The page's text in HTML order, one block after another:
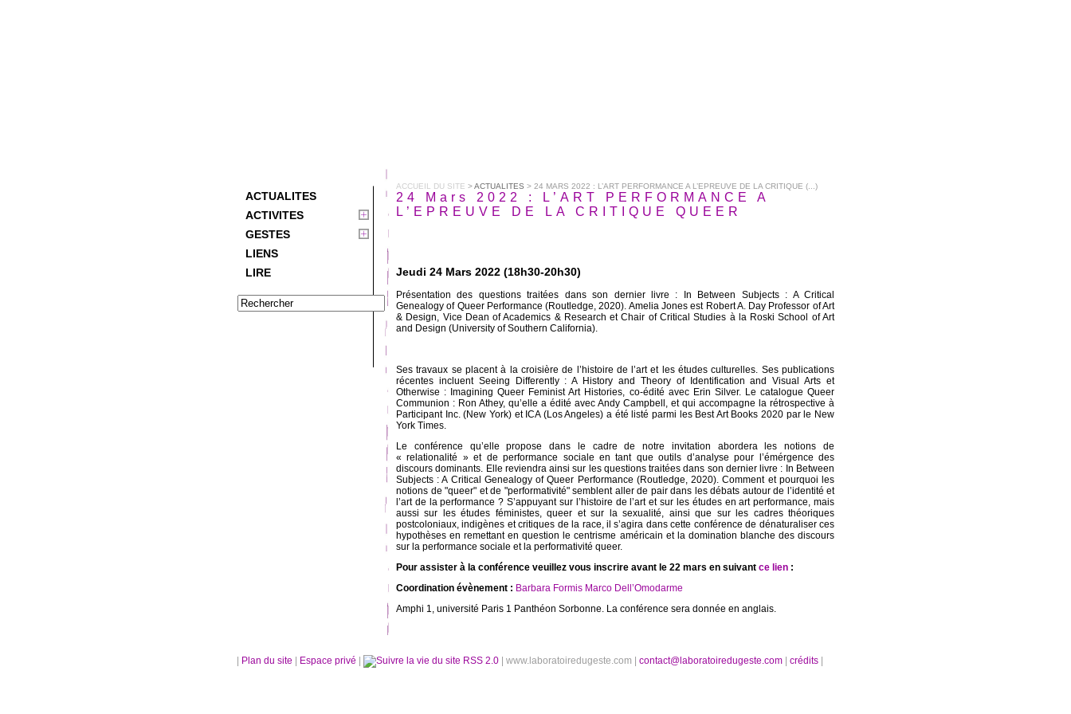
ACTUALITES
ACTIVITES
GESTES
LIENS
LIRE
ACCUEIL DU SITE >ACTUALITES > 24 MARS 2022 : L’ART PERFORMANCE A L’EPREUVE DE LA CRITIQUE (...)
24 Mars 2022 : L’ART PERFORMANCE A
L’EPREUVE DE LA CRITIQUE QUEER
Jeudi 24 Mars 2022 (18h30-20h30)
Présentation des questions traitées dans son dernier livre : In Between Subjects : A Critical
Genealogy of Queer Performance (Routledge, 2020). Amelia Jones est Robert A. Day Professor of Art
& Design, Vice Dean of Academics & Research et Chair of Critical Studies à la Roski School of Art
and Design (University of Southern California).
Ses travaux se placent à la croisière de l’histoire de l’art et les études culturelles. Ses publications
récentes incluent Seeing Differently : A History and Theory of Identification and Visual Arts et
Otherwise : Imagining Queer Feminist Art Histories, co-édité avec Erin Silver. Le catalogue Queer
Communion : Ron Athey, qu’elle a édité avec Andy Campbell, et qui accompagne la rétrospective à
Participant Inc. (New York) et ICA (Los Angeles) a été listé parmi les Best Art Books 2020 par le New
York Times.
Le conférence qu’elle propose dans le cadre de notre invitation abordera les notions de
« relationalité » et de performance sociale en tant que outils d’analyse pour l’émérgence des
discours dominants. Elle reviendra ainsi sur les questions traitées dans son dernier livre : In Between
Subjects : A Critical Genealogy of Queer Performance (Routledge, 2020). Comment et pourquoi les
notions de "queer" et de "performativité" semblent aller de pair dans les débats autour de l’identité et
l’art de la performance ? S’appuyant sur l’histoire de l’art et sur les études en art performance, mais
aussi sur les études féministes, queer et sur la sexualité, ainsi que sur les cadres théoriques
postcoloniaux, indigènes et critiques de la race, il s’agira dans cette conférence de dénaturaliser ces
hypothèses en remettant en question le centrisme américain et la domination blanche des discours
sur la performance sociale et la performativité queer.
Pour assister à la conférence veuillez vous inscrire avant le 22 mars en suivant ce lien :
Coordination évènement : Barbara Formis Marco Dell’Omodarme
Amphi 1, université Paris 1 Panthéon Sorbonne. La conférence sera donnée en anglais.
Plan du site Espace privé RSS 2.0 | www.laboratoiredugeste.com | contact@laboratoiredugeste.com crédits